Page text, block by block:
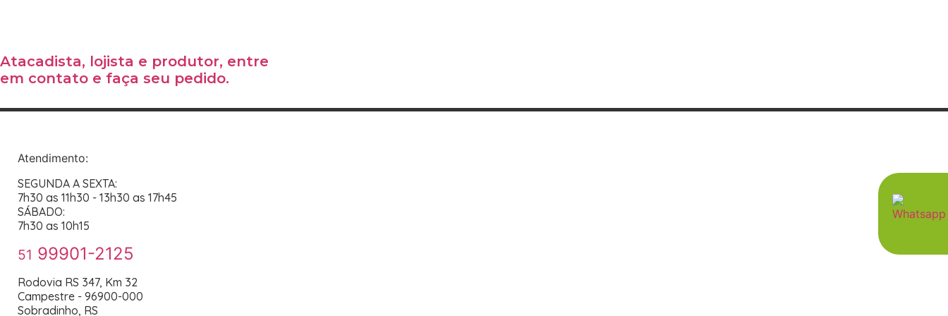
Atacadista, lojista e produtor, entre
em contato e faça seu pedido.
Atendimento:
SEGUNDA A SEXTA:
7h30 as 11h30 - 13h30 as 17h45
SÁBADO:
7h30 as 10h15
51 99901-2125
Rodovia RS 347, Km 32
Campestre - 96900-000
Sobradinho, RS